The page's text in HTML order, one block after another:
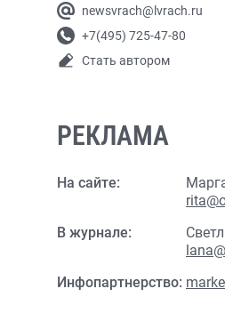
newsvrach@lvrach.ru
+7(495) 725-47-80
Стать автором
РЕКЛАМА
На сайте:
В журнале:
Инфопартнерство: